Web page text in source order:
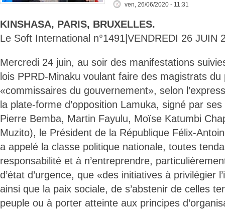
ven, 26/06/2020 - 11:31
KINSHASA, PARIS, BRUXELLES.
Le Soft International n°1491|VENDREDI 26 JUIN
Mercredi 24 juin, au soir des manifestations
lois PPRD-Minaku voulant faire des magistrats
«commissaires du gouvernement», selon
la plate-forme d’opposition Lamuka, signé par
Pierre Bemba, Martin Fayulu, Moïse Katumbi
Muzito), le Président de la République Félix-
a appelé la classe politique nationale, toutes
responsabilité et à n’entreprendre,
d’état d’urgence, que «des initiatives à privilégier
ainsi que la paix sociale, de s’abstenir de celles
peuple ou à porter atteinte aux principes